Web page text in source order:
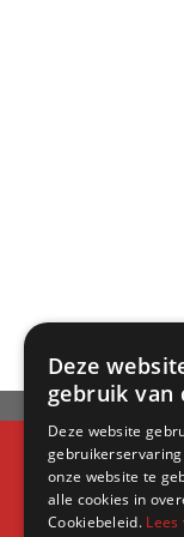
Deze
gebruik van
Deze website
onze website te
alle cookies in
Cookiebeleid.